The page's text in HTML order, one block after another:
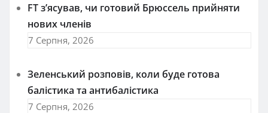
FT зʼясував, чи готовий Брюссель прийняти
нових членів
7 Серпня, 2026
Зеленський розповів, коли буде готова
балістика та антибалістика
7 Серпня, 2026